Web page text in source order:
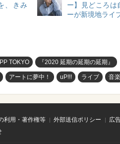
、きみ
ー】見どころは
ーが新境地ライ
TOKYO 『2020 延期の延期の延期』
アートに夢中！ uP!!! ライブ 音楽
利用・著作権等 外部送信ポリシー
広